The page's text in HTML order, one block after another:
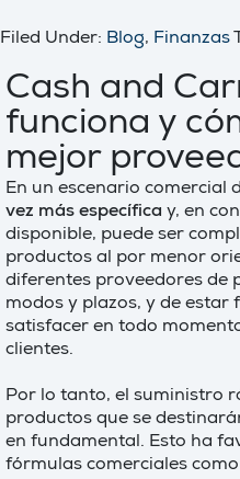
Filed Under: Blog, Finanzas
Cash and
funciona y
mejor
En un escenario comercial
vez más específica y, en
disponible, puede ser
productos al por menor
diferentes proveedores de
modos y plazos, y de
satisfacer en todo
clientes.
Por lo tanto, el suministro
productos que se
en fundamental. Esto ha
fórmulas comerciales